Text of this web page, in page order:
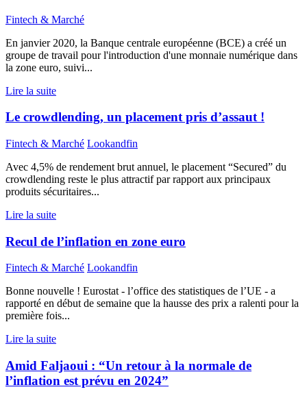
Fintech & Marché
En janvier 2020, la Banque centrale européenne (BCE) a créé un
groupe de travail pour l'introduction d'une monnaie numérique dans
la zone euro, suivi...
Lire la suite
Le crowdlending, un placement pris d’assaut !
Fintech & Marché Lookandfin
Avec 4,5% de rendement brut annuel, le placement “Secured” du
crowdlending reste le plus attractif par rapport aux principaux
produits sécuritaires...
Lire la suite
Recul de l’inflation en zone euro
Fintech & Marché Lookandfin
Bonne nouvelle ! Eurostat - l’office des statistiques de l’UE - a
rapporté en début de semaine que la hausse des prix a ralenti pour la
première fois...
Lire la suite
Amid Faljaoui : “Un retour à la normale de
l’inflation est prévu en 2024”